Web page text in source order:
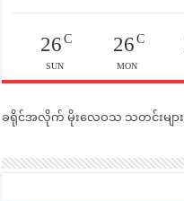
26C
SUN
26C
MON
ခရိုင်အလိုက် မိုးလေဝသ သတင်းများ